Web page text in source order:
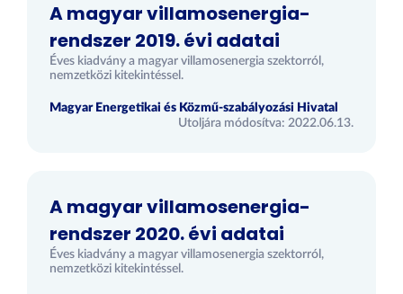
A magyar villamosenergia-
rendszer 2019. évi adatai
Éves kiadvány a magyar villamosenergia szektorról,
nemzetközi kitekintéssel.
Magyar Energetikai és Közmű-szabályozási Hivatal
Utoljára módosítva: 2022.06.13.
A magyar villamosenergia-
rendszer 2020. évi adatai
Éves kiadvány a magyar villamosenergia szektorról,
nemzetközi kitekintéssel.